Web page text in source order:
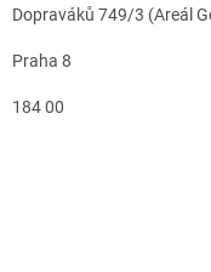
Dopraváků 749/3 (Areál
Praha 8
184 00